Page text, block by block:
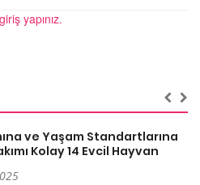
yapınız.
ve Yaşam Standartlarına
Kolay 14 Evcil Hayvan